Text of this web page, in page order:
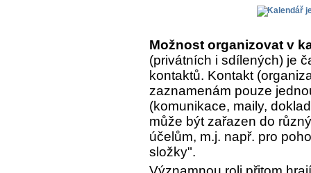
Možnost organizovat v
(privátních i sdílených) je
kontaktů. Kontakt
zaznamenám pouze
(komunikace, maily,
může být zařazen do
účelům, m.j. např. pro
složky".